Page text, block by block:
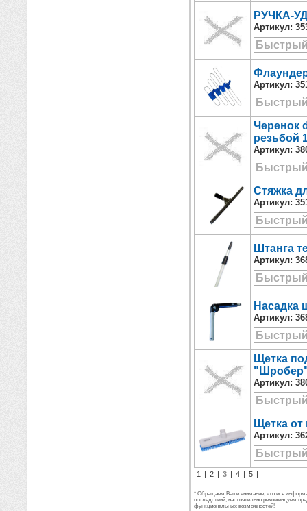
РУЧКА-
Артикул:
Артикул:
Черенок
резьбой
Артикул:
Стяжка
Артикул:
Штанга
Артикул:
Насадка
Артикул:
Щетка
Артикул:
Щетка
Артикул:
1 | 2 | 3 | 4 | 5 |
* Обращаем Ваше внимание, что вся
последствий, настоятельно рекомендуем
функциональных возможностей!